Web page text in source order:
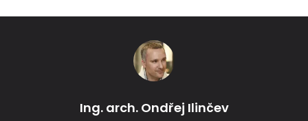
Ing. arch. Ondřej Ilinčev